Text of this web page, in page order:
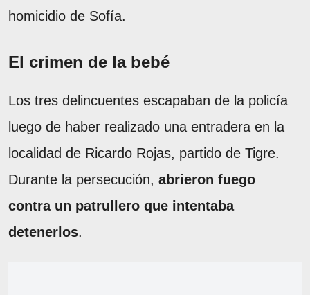
homicidio de Sofía.
El crimen de la bebé
Los tres delincuentes escapaban de la policía
luego de haber realizado una entradera en la
localidad de Ricardo Rojas, partido de Tigre.
Durante la persecución, abrieron fuego
contra un patrullero que intentaba
detenerlos.